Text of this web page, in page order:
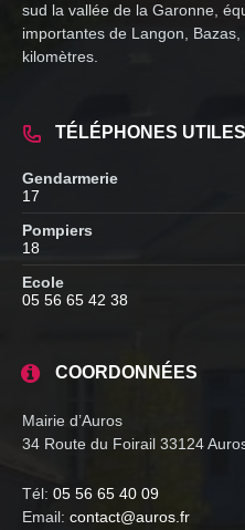
sud la vallée de la Garonne,
importantes de Langon, Bazas,
kilomètres.
TÉLÉPHONES UTILES
Gendarmerie
17
Pompiers
18
Ecole
05 56 65 42 38
COORDONNÉES
Mairie d’Auros
34 Route du Foirail 33124
Tél: 05 56 65 40 09
Email: contact@auros.fr